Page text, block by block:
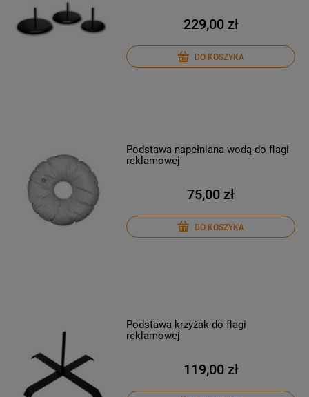
229,00 zł
DO KOSZYKA
Podstawa napełniana wodą do flagi
reklamowej
75,00 zł
DO KOSZYKA
Podstawa krzyżak do flagi
reklamowej
119,00 zł